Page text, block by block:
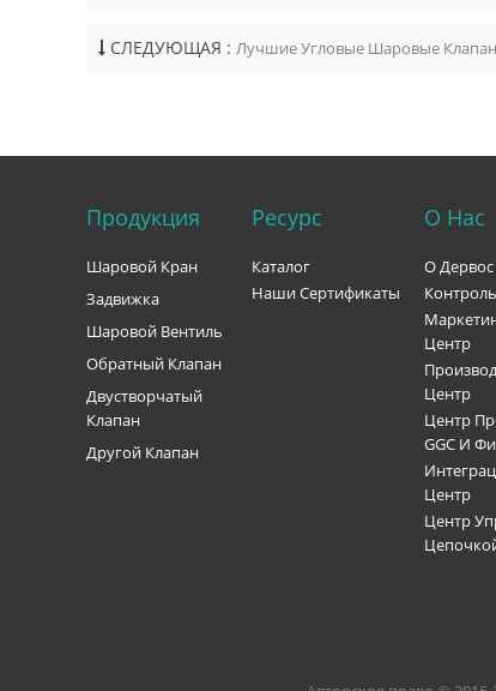
СЛЕДУЮЩАЯ : Лучшие Угловые Шаровые
Продукция
Шаровой Кран
Задвижка
Шаровой Вентиль
Обратный Клапан
Двустворчатый
Клапан
Другой Клапан
Ресурс
Каталог
Наши Сертификаты
О Нас
О
Центр
Центр
Центр
GGC И
Центр
Центр